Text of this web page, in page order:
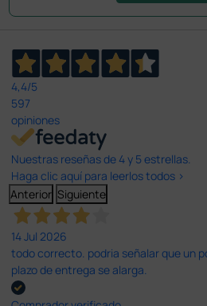
4,4/5
597
opiniones
Nuestras reseñas de 4 y 5 estrellas.
Haga clic aquí para leerlos todos >
Anterior Siguiente
14 Jul 2026
todo correcto. podria señalar que un
plazo de entrega se alarga.